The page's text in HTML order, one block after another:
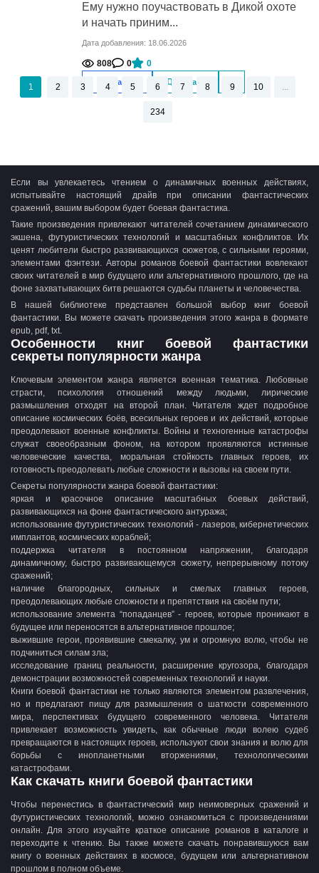
Ему нужно поучаствовать в Дикой охоте
и начать приним...
Дата добавления: 18.06.2026
808 0 0
Скачать Читать
1 2 3 4 5 6 7 8 9 10 ...
234
Если вы увлекаетесь чтением о динамичных военных действиях,
испытывайте настоящий драйв при описании фантастических
сражений, вашим выбором будет боевая фантастика.
Такие произведения привлекают читателей сочетанием динамического
экшена, футуристических технологий и масштабных конфликтов. Их
ценят любители быстро развивающихся сюжетов, с сильными героями,
элементами фэнтези. Авторы романов боевой фантастики вовлекают
своих читателей в мир будущего или альтернативного прошлого, где на
фоне захватывающих битв решаются судьбы планеты и человечества.
В нашей библиотеке представлен большой выбор книг боевой
фантастики. Вы можете скачать произведения этого жанра в формате
epub, pdf, txt.
Особенности книг боевой фантастики
секреты популярности жанра
Ключевым элементом жанра является военная тематика. Любовные
страсти, психология отношений между людьми, лирические
размышления отходят на второй план. Читателя ждет подробное
описание космических боёв, всесильных героев и их действий, которые
преодолевают военные конфликты. Войны и техногенные катастрофы
служат своеобразным фоном, на котором проявляются истинные
человеческие качества, моральная стойкость главных героев, их
готовность преодолевать любые сложности и вызовы на своем пути.
Секреты популярности жанра боевой фантастики:
яркая и красочное описание масштабных боевых действий,
развивающихся на фоне фантастического антуража;
использование футуристических технологий - лазеров, кибернетических
имплантов, космических кораблей;
поддержка читателя в постоянном напряжении, благодаря
динамичному, быстро развивающемуся сюжету, непрерывному потоку
сражений;
наличие благородных, сильных и смелых главных героев,
преодолевающих любые сложности и препятствия на своём пути;
использование элемента “попаданцев” - героев, которые проникают в
будущее или переносятся в альтернативное прошлое;
выжившие герои, проявившие смекалку, ум и огромную волю, чтобы не
подчиниться силам зла;
исследование границ реальности, расширение кругозора, благодаря
демонстрации возможностей современных технологий и науки.
Книги боевой фантастики не только являются элементом развлечения,
но и предлагают пищу для размышления о шаткости современного
мира, перспективах будущего современного человека. Читателя
привлекает возможность увидеть, как обычные люди волею судеб
превращаются в настоящих героев, используют свои знания и волю для
борьбы с инопланетными вторжениями, технологическими
катастрофами.
Как скачать книги боевой фантастики
Чтобы перенестись в фантастический мир неимоверных сражений и
футуристических технологий, можно ознакомиться с произведениями
онлайн. Для этого изучайте краткое описание романов в каталоге и
переходите к чтению. Вы также можете скачать понравившуюся вам
книгу о военных действиях в космосе, будущем или альтернативном
прошлом в полном объеме.